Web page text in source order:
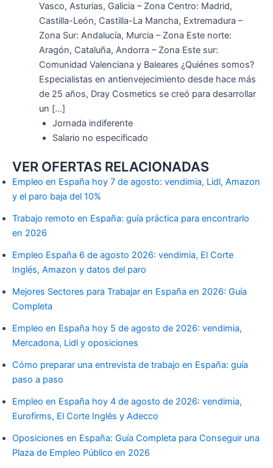
Vasco, Asturias, Galicia – Zona Centro: Madrid,
Castilla-León, Castilla-La Mancha, Extremadura –
Zona Sur: Andalucía, Murcia – Zona Este norte:
Aragón, Cataluña, Andorra – Zona Este sur:
Comunidad Valenciana y Baleares ¿Quiénes somos?
Especialistas en antienvejecimiento desde hace más
de 25 años, Dray Cosmetics se creó para desarrollar
un […]
Jornada indiferente
Salario no especificado
VER OFERTAS RELACIONADAS
Empleo en España hoy 7 de agosto: vendimia, Lidl, Amazon
y el paro baja del 10%
Trabajo remoto en España: guía práctica para encontrarlo
en 2026
Empleo España 6 de agosto 2026: vendimia, El Corte
Inglés, Amazon y datos del paro
Mejores Sectores para Trabajar en España en 2026: Guía
Completa
Empleo en España hoy 5 de agosto de 2026: vendimia,
Mercadona, Lidl y oposiciones
Cómo preparar una entrevista de trabajo en España: guía
paso a paso
Empleo en España hoy 4 de agosto de 2026: vendimia,
Eurofirms, El Corte Inglés y Adecco
Oposiciones en España: Guía Completa para Conseguir una
Plaza de Empleo Público en 2026